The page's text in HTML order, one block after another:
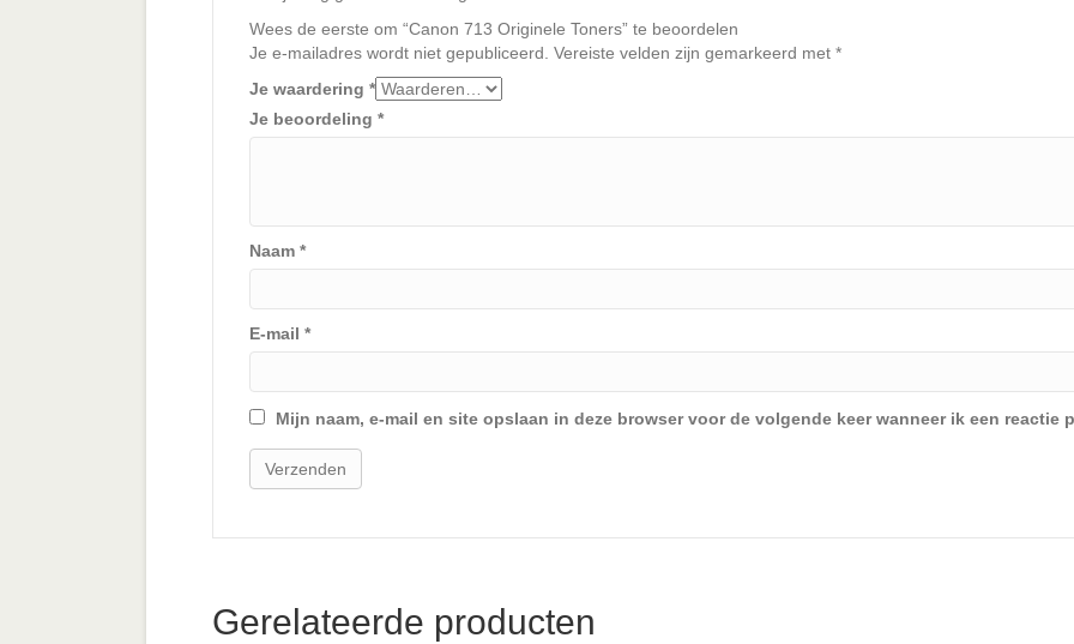
Wees de eerste om “Canon 713 Originele Toners” te beoordelen
Je e-mailadres wordt niet gepubliceerd. Vereiste velden zijn gemarkeerd met *
Je waardering *
Je beoordeling *
Naam *
E-mail *
Mijn naam, e-mail en site opslaan in deze browser voor de volgende keer wanneer ik een reactie
Gerelateerde producten